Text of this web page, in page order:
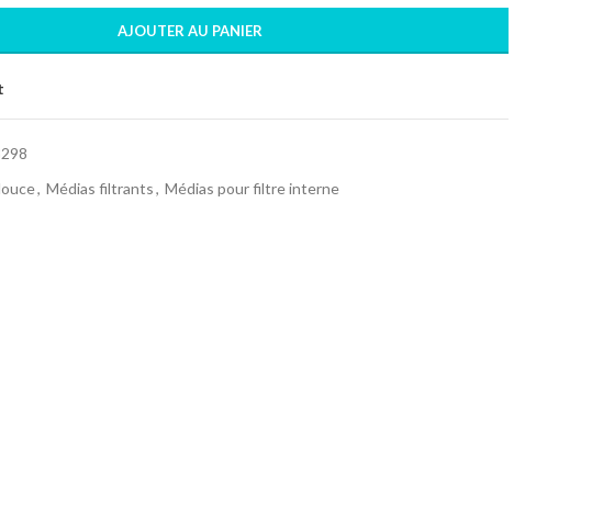
AJOUTER AU PANIER
, Médias filtrants, Médias pour filtre interne